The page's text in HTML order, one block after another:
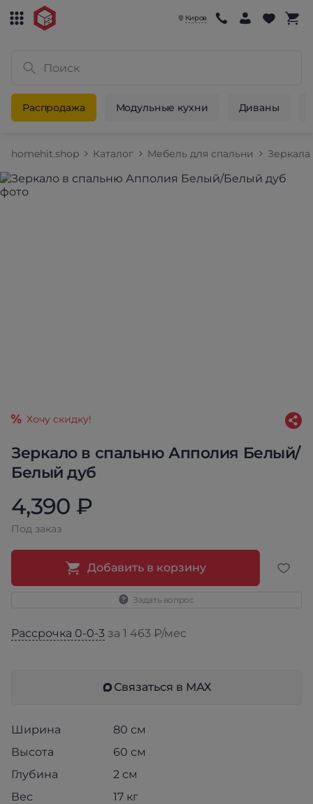
Киров
Распродажа Модульные кухни Диваны
homehit.shop Каталог Мебель для спальни
Зеркало в спальню Апполия Белый/
Белый дуб
Хочу скидку!
4,390 ₽
Под заказ
Добавить в корзину
Задать вопрос
Рассрочка 0-0-3 за 1 463 ₽/мес
Связаться в МАХ
Ширина
80 см
Высота
60 см
Глубина
2 см
Вес
17 кг